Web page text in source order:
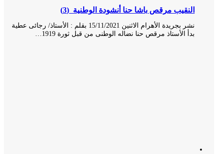
النقيب مرقص باشا حنا أنشودة الوطنية (3)
نشر بجريدة الأهرام الاثنين 15/11/2021 بقلم : الأستاذ/ رجائى عطية
بدأ الأستاذ مرقص حنا نضاله الوطنى من قبل ثورة 1919…